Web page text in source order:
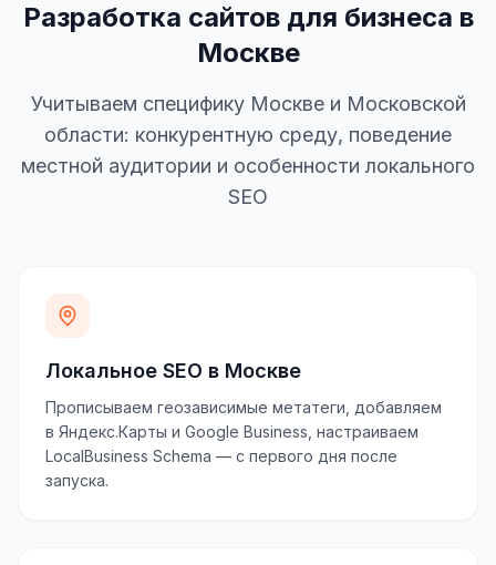
Разработка сайтов для бизнеса в
Москве
Учитываем специфику Москве и Московской
области: конкурентную среду, поведение
местной аудитории и особенности локального
SEO
Локальное SEO в Москве
Прописываем геозависимые метатеги, добавляем
в Яндекс.Карты и Google Business, настраиваем
LocalBusiness Schema — с первого дня после
запуска.